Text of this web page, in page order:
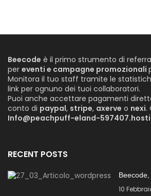
Beecode è il primo strumento di
per eventi e campagne promozionali
Monitora il tuo staff tramite le
link per ognuno dei tuoi collaboratori.
Puoi anche accettare pagamenti
conto di paypal, stripe, axerve o nexi.
Info@peachpuff-eland-
RECENT POSTS
10